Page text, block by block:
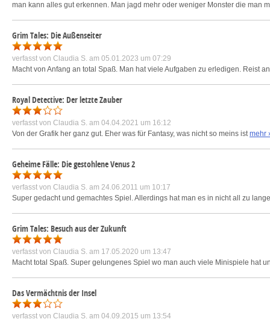
man kann alles gut erkennen. Man jagd mehr oder weniger Monster die
Grim Tales: Die Außenseiter
verfasst von Claudia S. am 05.01.2023 um 07:29
Macht von Anfang an total Spaß. Man hat viele Aufgaben zu erledigen. Reist
Royal Detective: Der letzte Zauber
verfasst von Claudia S. am 04.04.2021 um 16:12
Von der Grafik her ganz gut. Eher was für Fantasy, was nicht so meins istmehr
Geheime Fälle: Die gestohlene Venus 2
verfasst von Claudia S. am 24.06.2011 um 10:17
Super gedacht und gemachtes Spiel. Allerdings hat man es in nicht all zu
Grim Tales: Besuch aus der Zukunft
verfasst von Claudia S. am 17.05.2020 um 13:47
Macht total Spaß. Super gelungenes Spiel wo man auch viele Minispiele hat
Das Vermächtnis der Insel
verfasst von Claudia S. am 04.09.2015 um 13:54